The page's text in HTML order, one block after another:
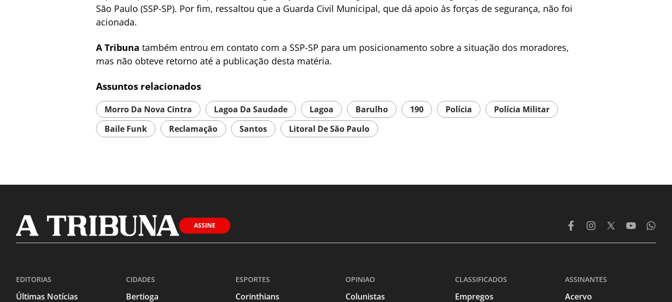
São Paulo (SSP-SP). Por fim, ressaltou que a Guarda Civil Municipal, que dá apoio às forças de segurança, não foi
acionada.
A Tribuna também entrou em contato com a SSP-SP para um posicionamento sobre a situação dos moradores,
mas não obteve retorno até a publicação desta matéria.
Assuntos relacionados
Morro Da Nova Cintra Lagoa Da Saudade Lagoa Barulho 190 Polícia
Polícia Militar
Baile Funk
Reclamação Santos Litoral De São Paulo
ASSINE
EDITORIAS
Últimas Notícias
CIDADES
Bertioga
ESPORTES
Corinthians
OPINIAO
Colunistas
CLASSIFICADOS
Empregos
ASSINANTES
Acervo